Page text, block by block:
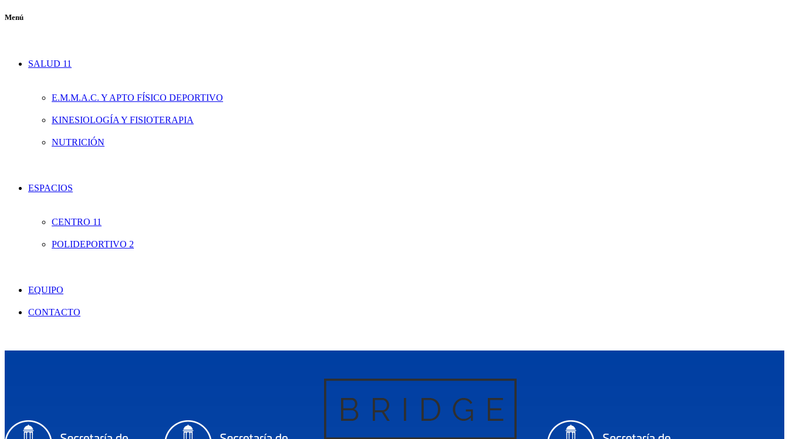
Menú
SALUD 11
E.M.M.A.C. Y APTO FÍSICO DEPORTIVO
KINESIOLOGÍA Y FISIOTERAPIA
NUTRICIÓN
ESPACIOS
CENTRO 11
POLIDEPORTIVO 2
EQUIPO
CONTACTO